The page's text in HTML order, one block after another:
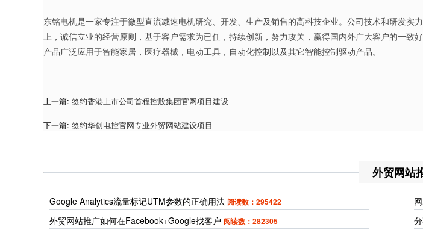
东铭电机是一家专注于微型直流减速电机研究、开发、生产及销售的高科技企业。公司技术和研发
上，诚信立业的经营原则，基于客户需求为已任，持续创新，努力攻关，赢得国内外广大客户的一致
产品广泛应用于智能家居，医疗器械，电动工具，自动化控制以及其它智能控制驱动产品。
上一篇: 签约香港上市公司首程控股集团官网项目建设
下一篇: 签约华创电控官网专业外贸网站建设项目
外贸网站
Google Analytics流量标记UTM参数的正确用法 阅读数：295422
外贸网站推广如何在Facebook+Google找客户 阅读数：282305